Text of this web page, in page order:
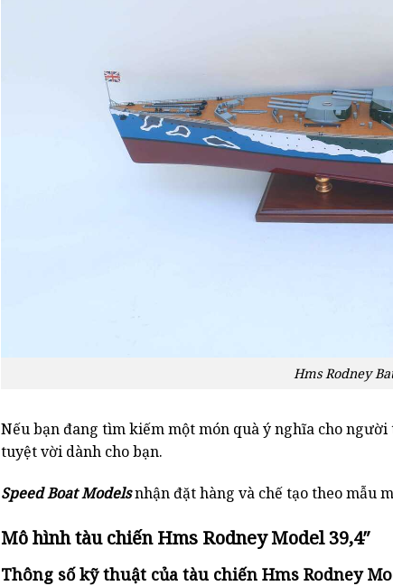
Hms Rodney
Nếu bạn đang tìm kiếm một món quà ý nghĩa cho
tuyệt vời dành cho bạn.
Speed ​​Boat Modelsnhận đặt hàng và chế tạo theo mẫu
Mô hình tàu chiến Hms Rodney Model 39,4″
Thông số kỹ thuật của tàu chiến Hms Rodney